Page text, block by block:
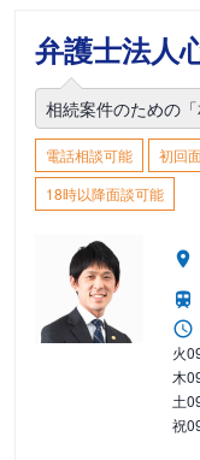
弁護士法人
相続案件のための
電話相談可能 初回
18時以降面談可能
火
木
土
祝